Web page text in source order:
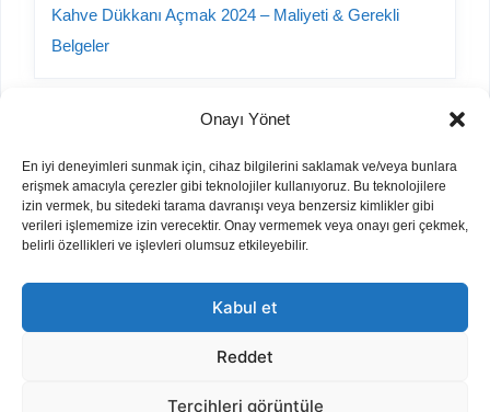
Onayı Yönet
En iyi deneyimleri sunmak için, cihaz bilgilerini saklamak ve/veya bunlara
erişmek amacıyla çerezler gibi teknolojiler kullanıyoruz. Bu teknolojilere
izin vermek, bu sitedeki tarama davranışı veya benzersiz kimlikler gibi
verileri işlememize izin verecektir. Onay vermemek veya onayı geri çekmek,
belirli özellikleri ve işlevleri olumsuz etkileyebilir.
Kabul et
Reddet
Tercihleri görüntüle
Kahve Dükkanı Açmak 2024 – Maliyeti & Gerekli
Belgeler
A101 Yorumları
Bayilik Veren Firmalar